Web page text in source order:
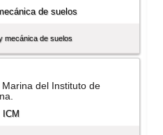
mecánica de suelos
del Instituto de